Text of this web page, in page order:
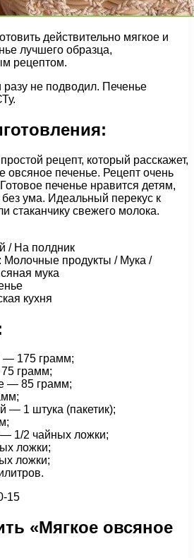
действительно мягкое и
лучшего образца,
рецептом.
не подводил. Печенье
рецепт, который расскажет,
овсяное печенье. Рецепт очень
печенье нравится детям,
ума. Идеальный перекус к
стаканчику свежего молока.
/ На полдник
Молочные продукты / Мука /
мука
кухня
— 175 грамм;
грамм;
— 85 грамм;
— 1 штука (пакетик);
1/2 чайных ложки;
ложки;
ложки;
15
«Мягкое овсяное